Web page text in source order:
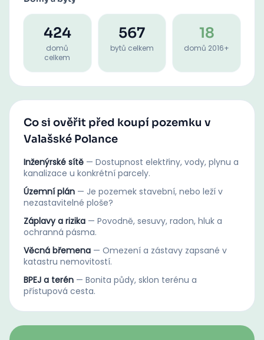
424
domů
celkem
567
bytů celkem
18
domů 2016+
Co si ověřit před koupí pozemku v
Valašské Polance
Inženýrské sítě — Dostupnost elektřiny, vody, plynu a
kanalizace u konkrétní parcely.
Územní plán — Je pozemek stavební, nebo leží v
nezastavitelné ploše?
Záplavy a rizika — Povodně, sesuvy, radon, hluk a
ochranná pásma.
Věcná břemena — Omezení a zástavy zapsané v
katastru nemovitostí.
BPEJ a terén — Bonita půdy, sklon terénu a
přístupová cesta.